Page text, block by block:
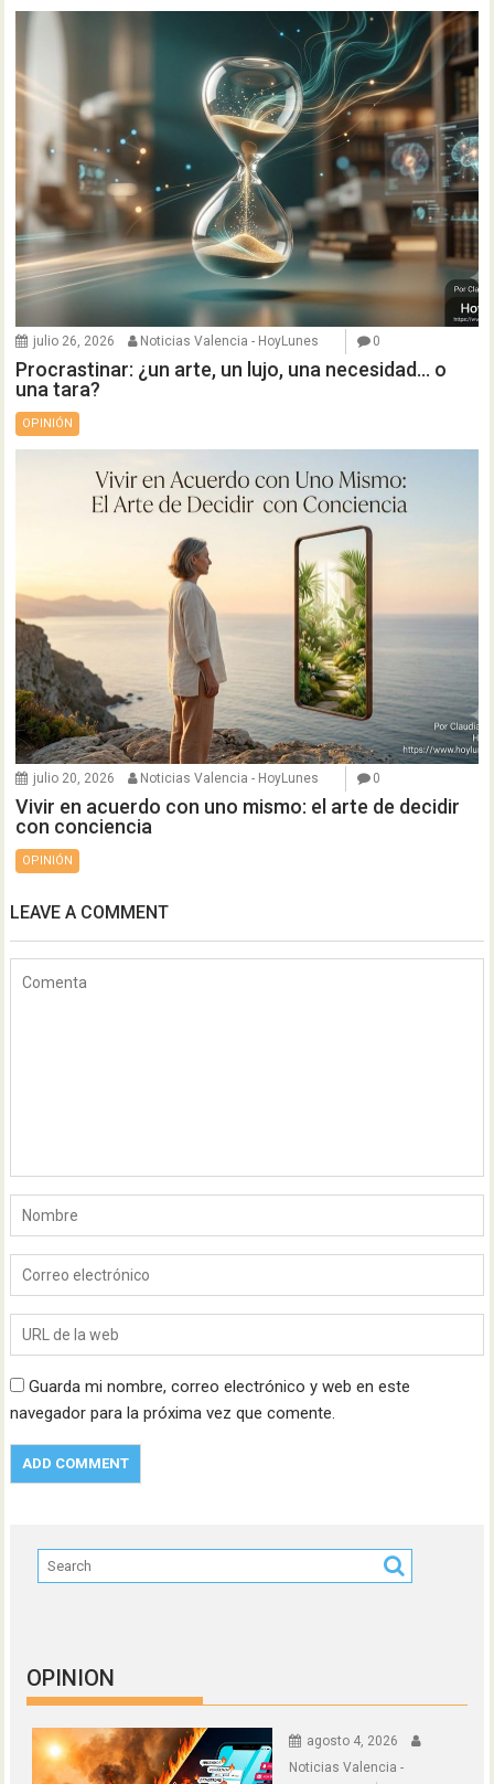
julio 26, 2026 Noticias Valencia - HoyLunes 0
Procrastinar: ¿un arte, un lujo, una necesidad… o
una tara?
OPINIÓN
julio 20, 2026 Noticias Valencia - HoyLunes 0
Vivir en acuerdo con uno mismo: el arte de decidir
con conciencia
OPINIÓN
LEAVE A COMMENT
Guarda mi nombre, correo electrónico y web en este
navegador para la próxima vez que comente.
OPINION
agosto 4, 2026
Noticias Valencia -